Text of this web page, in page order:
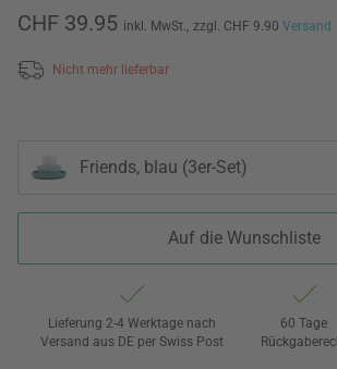
CHF 39.95 inkl. MwSt., zzgl. CHF 9.90 Versand
Nicht mehr lieferbar
Friends, blau (3er-Set)
Auf die Wunschliste
Lieferung 2-4 Werktage nach
Versand aus DE per Swiss Post
60 Tage